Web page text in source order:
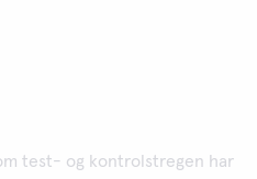
test- og kontrolstregen har